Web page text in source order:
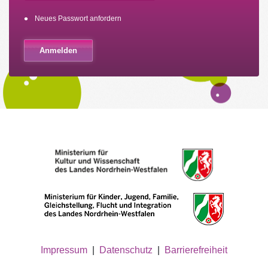
Neues Passwort anfordern
Impressum Datenschutz Barrierefreiheit